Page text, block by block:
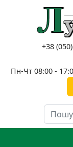
+38
Пн-Чт 08:00 -
Пошук